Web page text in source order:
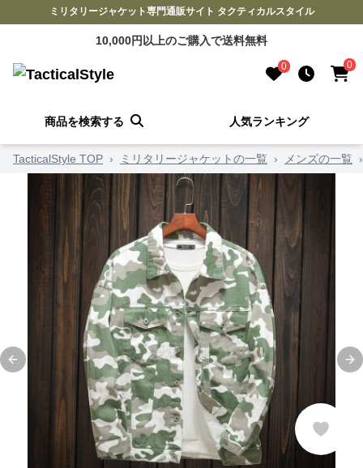
ミリタリージャケット専門通販サイト タクティカルスタイル
10,000円以上のご購入で送料無料
0 0
商品を検索する 人気ランキング
TacticalStyle TOP › ミリタリージャケットの一覧 › メンズの一覧 ›
Previous slide